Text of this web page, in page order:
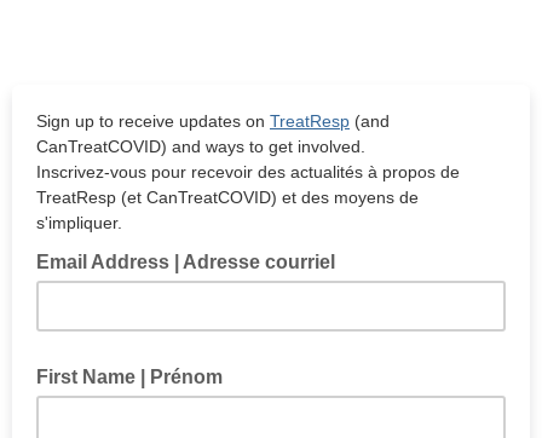
Sign up to receive updates on TreatResp (and
CanTreatCOVID) and ways to get involved.
Inscrivez-vous pour recevoir des actualités à propos de
TreatResp (et CanTreatCOVID) et des moyens de
s'impliquer.
Email Address | Adresse courriel
First Name | Prénom